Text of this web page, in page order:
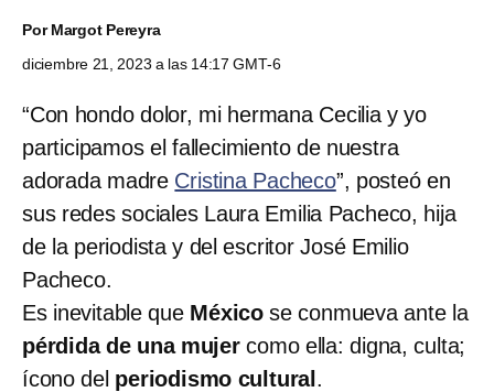
PorMargot Pereyra
diciembre 21, 2023 a las 14:17 GMT-6
“Con hondo dolor, mi hermana Cecilia y yo
participamos el fallecimiento de nuestra
adorada madre Cristina Pacheco”, posteó en
sus redes sociales Laura Emilia Pacheco, hija
de la periodista y del escritor José Emilio
Pacheco.
Es inevitable que México se conmueva ante la
pérdida de una mujercomo ella: digna, culta;
ícono del periodismo cultural .